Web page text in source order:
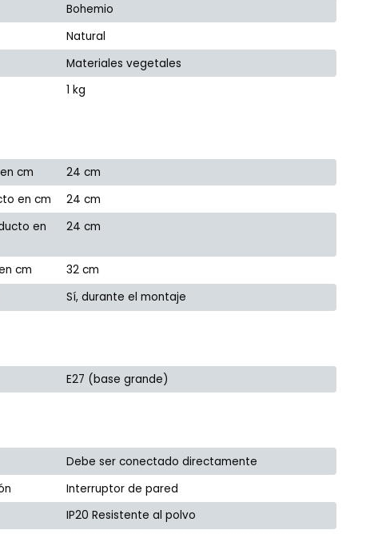
Bohemio
Natural
Materiales vegetales
1 kg
cm
24 cm
en cm
24 cm
en
24 cm
cm
32 cm
Sí, durante el montaje
E27 (base grande)
Debe ser conectado directamente
Interruptor de pared
IP20 Resistente al polvo